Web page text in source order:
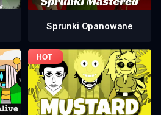
Sprunki Opanowane